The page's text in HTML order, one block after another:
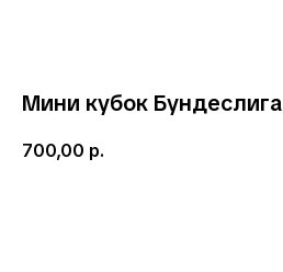
Мини кубок Бундеслига
700,00 р.